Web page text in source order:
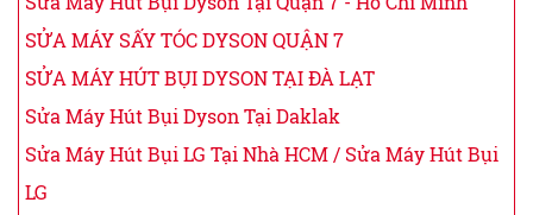
SỬA MÁY SẤY TÓC DYSON QUẬN 7
SỬA MÁY HÚT BỤI DYSON TẠI ĐÀ LẠT
Sửa Máy Hút Bụi Dyson Tại Daklak
Sửa Máy Hút Bụi LG Tại Nhà HCM / Sửa Máy Hút Bụi
LG